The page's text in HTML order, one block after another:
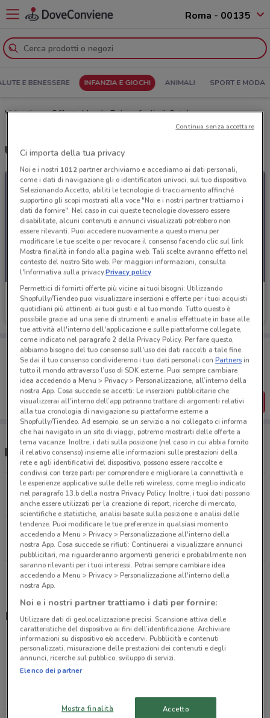
Roma - 00135
E BENESSERE INFANZIA E GIOCHI ANIMALI SPORT E MODA
Volantino e Offerte Mondo Baby: sfoglia il Catalogo
Ultime offerte del volantino Mondo Baby
Mondo Baby
Scade il 19/08
Porta DoveConviene sempre con te!
Puoi trovare le migliori offerte dei negozi vicino a te,
salvarle e creare la tua lista del risparmio, comodamente
dal tuo cellulare.
SCARICA L’APP
Negozi Mondo Baby nelle vicinanze
Viale Palmiro Togliatti, 485 Roma
11.5 km
SS 113KM 309 (EX MODA ITALIA) Partinico
11.5 km
Tutti i negozi Mondo Baby
Mondo Baby, offerte e negozi
Offerte volantini e cataloghi per città nelle vicinanze
FIUMICINO
Ci importa della tua privacy
Noi e i nostri 1012partner archiviamo e accediamo ai dati personali,
come i dati di navigazione gli o identificatori univoci, sul tuo dispositivo.
Selezionando Accetto, abiliti le tecnologie di tracciamento affinché
supportino gli scopi mostrati alla voce "Noi e i nostri partner trattiamo i
dati da fornire". Nel caso in cui queste tecnologie dovessero essere
disabilitate, alcuni contenuti e annunci visualizzati potrebbero non
essere rilevanti. Puoi accedere nuovamente a questo menu per
modificare le tue scelte o per revocare il consenso facendo clic sul link
Mostra finalità in fondo alla pagina web. Tali scelte avranno effetto nel
contesto del nostro Sito web. Per maggiori informazioni, consulta
l'Informativa sulla privacy.Privacy policy
Permettici di fornirti offerte più vicine ai tuoi bisogni: Utilizzando
Shopfully/Tiendeo puoi visualizzare inserzioni e offerte per i tuoi acquisti
quotidiani più attinenti ai tuoi gusti e al tuo mondo. Tutto questo è
possibile grazie ad una serie di strumenti e analisi effettuate in base alle
tue attività all'interno dell'applicazione e sulle piattaforme collegate,
come indicato nel paragrafo 2 della Privacy Policy. Per fare questo,
abbiamo bisogno del tuo consenso sull'uso dei dati raccolti a tale fine.
Se dai il tuo consenso condivideremo i tuoi dati personali conPartnersin
tutto il mondo attraverso l’uso di SDK esterne. Puoi sempre cambiare
idea accedendo a Menu > Privacy > Personalizzazione, all’interno della
nostra App. Cosa succede se accetti: Le inserzioni pubblicitarie che
visualizzerai all'interno dell’app potranno trattare di argomenti relativi
alla tua cronologia di navigazione su piattaforme esterne a
Shopfully/Tiendeo. Ad esempio, se un servizio a noi collegato ci informa
che hai navigato in un sito di viaggi, potremo mostrarti delle offerte a
tema vacanze. Inoltre, i dati sulla posizione (nel caso in cui abbia fornito
il relativo consenso) insieme alle informazioni sulle prestazioni della
rete e agli identificativi del dispositivo, possono essere raccolte e
condivisi con terze parti per comprendere e migliorare la connettività e
le esperienze applicative sulle delle reti wireless, come meglio indicato
nel paragrafo 13.b della nostra Privacy Policy. Inoltre, i tuoi dati possono
anche essere utilizzati per la creazione di report, ricerche di mercato,
scientifiche e statistiche, analisi basate sulla posizione e analisi delle
tendenze. Puoi modificare le tue preferenze in qualsiasi momento
accedendo a Menu > Privacy > Personalizzazione all'interno della
nostra App. Cosa succede se rifiuti: Continuerai a visualizzare annunci
pubblicitari, ma riguarderanno argomenti generici e probabilmente non
saranno rilevanti per i tuoi interessi. Potrai sempre cambiare idea
accedendo a Menu > Privacy > Personalizzazione all'interno della
nostra App.
Noi e i nostri partner trattiamo i dati per fornire:
Utilizzare dati di geolocalizzazione precisi. Scansione attiva delle
caratteristiche del dispositivo ai fini dell’identificazione. Archiviare
informazioni su dispositivo e/o accedervi. Pubblicità e contenuti
personalizzati, misurazione delle prestazioni dei contenuti e degli
annunci, ricerche sul pubblico, sviluppo di servizi.
Elenco dei partner
Mostra finalità Accetto
Continua senza accettare